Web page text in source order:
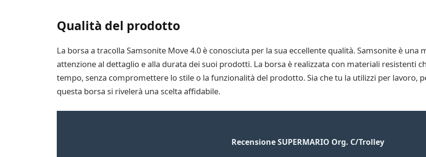
Qualità del prodotto
La borsa a tracolla Samsonite Move 4.0 è conosciuta per la sua eccellente qualità. Samsonite è una
attenzione al dettaglio e alla durata dei suoi prodotti. La borsa è realizzata con materiali resistenti
tempo, senza compromettere lo stile o la funzionalità del prodotto. Sia che tu la utilizzi per lavoro,
questa borsa si rivelerà una scelta affidabile.
Recensione SUPERMARIO Org. C/Trolley